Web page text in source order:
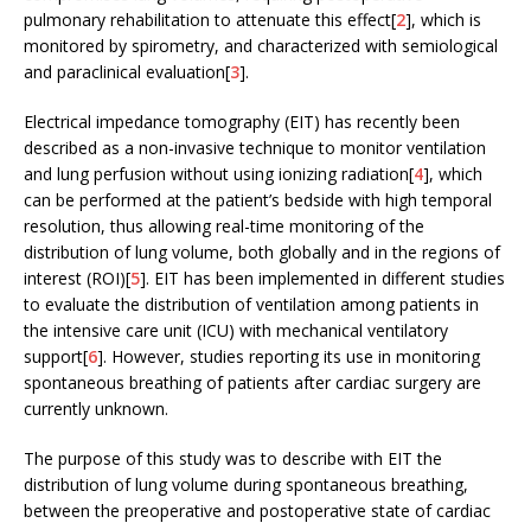
pulmonary rehabilitation to attenuate this effect[2], which is
monitored by spirometry, and characterized with semiological
and paraclinical evaluation[3].
Electrical impedance tomography (EIT) has recently been
described as a non-invasive technique to monitor ventilation
and lung perfusion without using ionizing radiation[4], which
can be performed at the patient’s bedside with high temporal
resolution, thus allowing real-time monitoring of the
distribution of lung volume, both globally and in the regions of
interest (ROI)[5]. EIT has been implemented in different studies
to evaluate the distribution of ventilation among patients in
the intensive care unit (ICU) with mechanical ventilatory
support[6]. However, studies reporting its use in monitoring
spontaneous breathing of patients after cardiac surgery are
currently unknown.
The purpose of this study was to describe with EIT the
distribution of lung volume during spontaneous breathing,
between the preoperative and postoperative state of cardiac